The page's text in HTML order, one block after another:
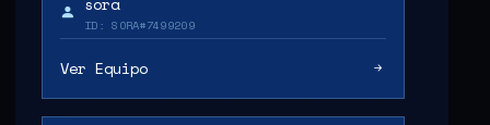
ID: SORA#7499209
Ver Equipo